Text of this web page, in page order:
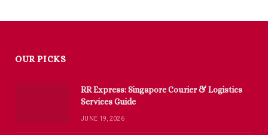
OUR PICKS
RR Express: Singapore Courier & Logistics
Services Guide
JUNE 19, 2026